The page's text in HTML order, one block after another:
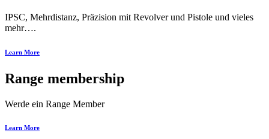
IPSC, Mehrdistanz, Präzision mit Revolver und Pistole und vieles
mehr….
Learn More
Range membership
Werde ein Range Member
Learn More